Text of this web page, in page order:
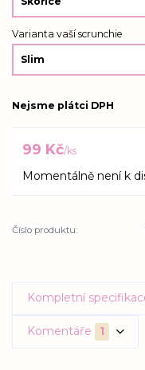
Varianta vaší scrunchie
Nejsme plátci DPH
99 Kč/ks
Momentálně není k
Číslo produktu:
Kompletní
Komentáře 1